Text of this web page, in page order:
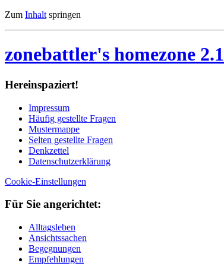
Zum Inhalt springen
zonebattler's homezone 2.1
Her­ein­spa­ziert!
Im­pres­sum
Häu­fig ge­stell­te Fra­gen
Mu­ster­map­pe
Sel­ten ge­stell­te Fra­gen
Denk­zet­tel
Da­ten­schutz­er­klä­rung
Cookie-Einstellungen
Für Sie an­ge­rich­tet:
Alltagsleben
Ansichtssachen
Begegnungen
Empfehlungen